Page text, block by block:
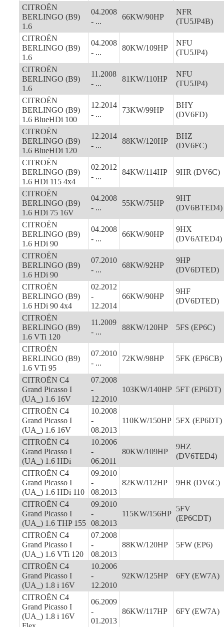
CITROËN
BERLINGO (B9)
1.6
04.2008
- ...
66KW/90HP
NFR
(TU5JP4B)
CITROËN
BERLINGO (B9)
1.6
04.2008
- ...
80KW/109HP
NFU
(TU5JP4)
CITROËN
BERLINGO (B9)
1.6
11.2008
- ...
81KW/110HP
NFU
(TU5JP4)
CITROËN
BERLINGO (B9)
1.6 BlueHDi 100
12.2014
- ...
73KW/99HP
BHY
(DV6FD)
CITROËN
BERLINGO (B9)
1.6 BlueHDi 120
12.2014
- ...
88KW/120HP
BHZ
(DV6FC)
CITROËN
BERLINGO (B9)
1.6 HDi 115 4x4
02.2012
- ...
84KW/114HP 9HR (DV6C)
CITROËN
BERLINGO (B9)
1.6 HDi 75 16V
04.2008
- ...
55KW/75HP
9HT
(DV6BTED4)
CITROËN
BERLINGO (B9)
1.6 HDi 90
04.2008
- ...
66KW/90HP
9HX
(DV6ATED4)
CITROËN
BERLINGO (B9)
1.6 HDi 90
07.2010
- ...
68KW/92HP
9HP
(DV6DTED)
CITROËN
BERLINGO (B9)
1.6 HDi 90 4x4
02.2012
-
12.2014
66KW/90HP
9HF
(DV6DTED)
CITROËN
BERLINGO (B9)
1.6 VTi 120
11.2009
- ...
88KW/120HP 5FS (EP6C)
CITROËN
BERLINGO (B9)
1.6 VTi 95
07.2010
- ...
72KW/98HP 5FK (EP6CB)
CITROËN C4
Grand Picasso I
(UA_) 1.6 16V
07.2008
-
12.2010
103KW/140HP 5FT (EP6DT)
CITROËN C4
Grand Picasso I
(UA_) 1.6 16V
10.2008
-
08.2013
110KW/150HP 5FX (EP6DT)
CITROËN C4
Grand Picasso I
(UA_) 1.6 HDi
10.2006
-
06.2011
80KW/109HP
9HZ
(DV6TED4)
CITROËN C4
Grand Picasso I
(UA_) 1.6 HDi 110
09.2010
-
08.2013
82KW/112HP 9HR (DV6C)
CITROËN C4
Grand Picasso I
(UA_) 1.6 THP 155
09.2010
-
08.2013
115KW/156HP
5FV
(EP6CDT)
CITROËN C4
Grand Picasso I
(UA_) 1.6 VTi 120
07.2008
-
08.2013
88KW/120HP 5FW (EP6)
CITROËN C4
Grand Picasso I
(UA_) 1.8 i 16V
10.2006
-
12.2010
92KW/125HP 6FY (EW7A)
CITROËN C4
Grand Picasso I
(UA_) 1.8 i 16V
06.2009
-
01.2013
86KW/117HP 6FY (EW7A)